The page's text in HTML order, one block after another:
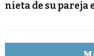
nieta de su pareja